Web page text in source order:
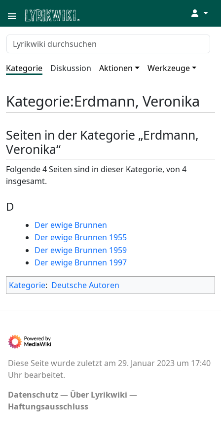
↓
Kategorie Diskussion Aktionen Werkzeuge
Kategorie:Erdmann, Veronika
Seiten in der Kategorie „Erdmann,
Veronika“
Folgende 4 Seiten sind in dieser Kategorie, von 4
insgesamt.
D
Der ewige Brunnen
Der ewige Brunnen 1955
Der ewige Brunnen 1959
Der ewige Brunnen 1997
Kategorie: Deutsche Autoren
Diese Seite wurde zuletzt am 29. Januar 2023 um 17:40
Uhr bearbeitet.
Datenschutz
Über Lyrikwiki
Haftungsausschluss